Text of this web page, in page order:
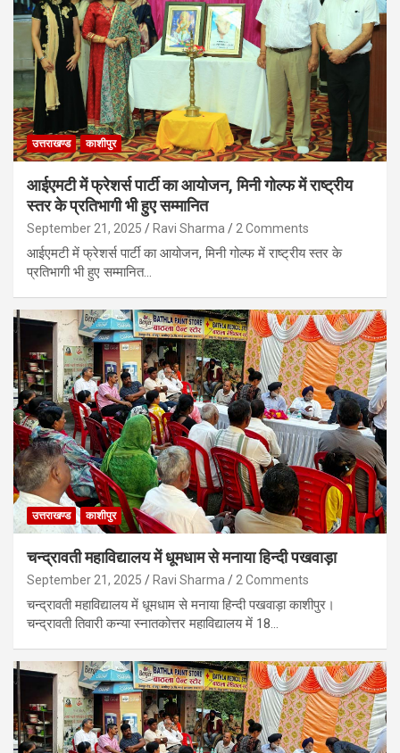
उत्तराखण्ड काशीपुर
आईएमटी में फ्रेशर्स पार्टी का आयोजन, मिनी गोल्फ में राष्ट्रीय
स्तर के प्रतिभागी भी हुए सम्मानित
September 21, 2025 Ravi Sharma 2 Comments
आईएमटी में फ्रेशर्स पार्टी का आयोजन, मिनी गोल्फ में राष्ट्रीय स्तर के
प्रतिभागी भी हुए सम्मानित…
उत्तराखण्ड काशीपुर
चन्द्रावती महाविद्यालय में धूमधाम से मनाया हिन्दी पखवाड़ा
September 21, 2025 Ravi Sharma 2 Comments
चन्द्रावती महाविद्यालय में धूमधाम से मनाया हिन्दी पखवाड़ा काशीपुर।
चन्द्रावती तिवारी कन्या स्नातकोत्तर महाविद्यालय में 18…